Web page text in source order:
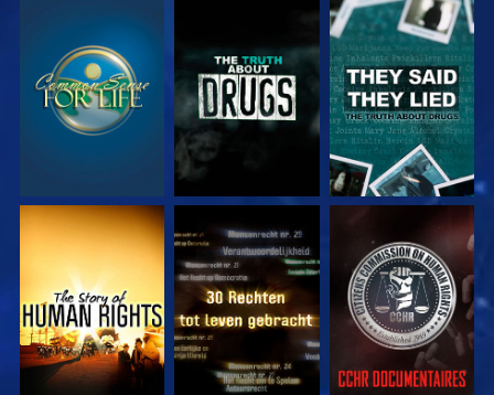
KIJK KIJK KIJK
KIJK KIJK KIJK